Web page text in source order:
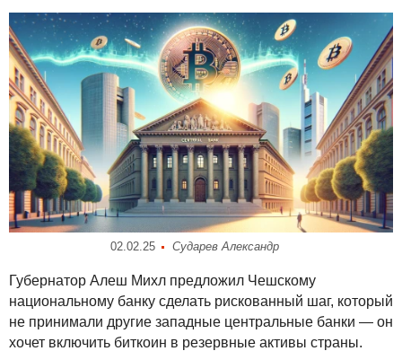
02.02.25 Сударев Александр
Губернатор Алеш Михл предложил Чешскому
национальному банку сделать рискованный шаг, который
не принимали другие западные центральные банки — он
хочет включить биткоин в резервные активы страны.